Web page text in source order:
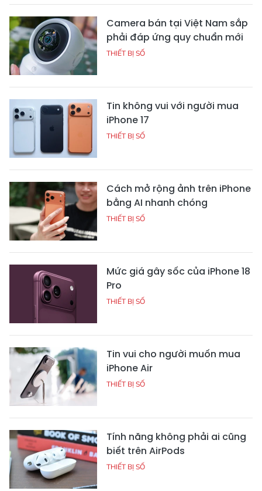
Camera bán tại Việt Nam sắp
phải đáp ứng quy chuẩn mới
THIẾT BỊ SỐ
Tin không vui với người mua
iPhone 17
THIẾT BỊ SỐ
Cách mở rộng ảnh trên iPhone
bằng AI nhanh chóng
THIẾT BỊ SỐ
Mức giá gây sốc của iPhone 18
Pro
THIẾT BỊ SỐ
Tin vui cho người muốn mua
iPhone Air
THIẾT BỊ SỐ
Tính năng không phải ai cũng
biết trên AirPods
THIẾT BỊ SỐ